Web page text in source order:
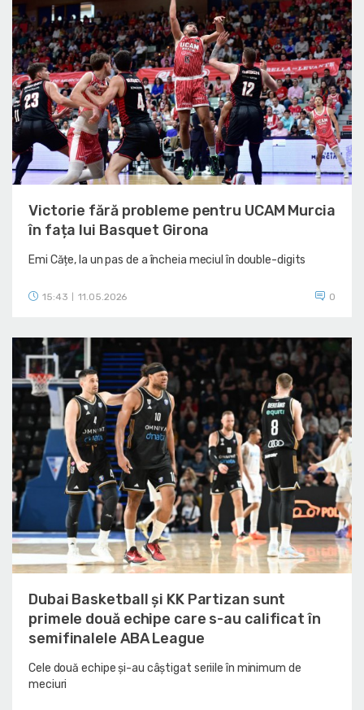
Victorie fără probleme pentru UCAM Murcia
în fața lui Basquet Girona
Emi Cățe, la un pas de a încheia meciul în double-digits
15:43 11.05.2026 0
Dubai Basketball și KK Partizan sunt
primele două echipe care s-au calificat în
semifinalele ABA League
Cele două echipe și-au câștigat seriile în minimum de
meciuri